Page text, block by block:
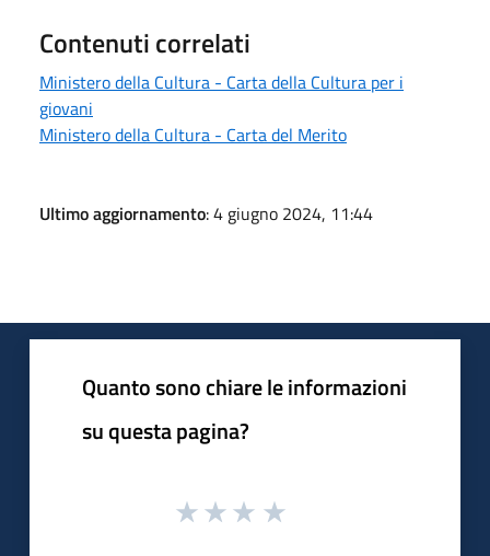
Contenuti correlati
Ministero della Cultura - Carta della Cultura per i
giovani
Ministero della Cultura - Carta del Merito
Ultimo aggiornamento: 4 giugno 2024, 11:44
Quanto sono chiare le informazioni
su questa pagina?